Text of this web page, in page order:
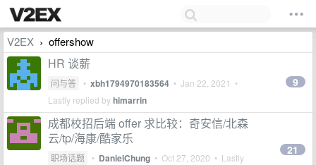
V2EX › offershow
HR 谈薪
问与答 • xbh1794970183564 • Jan 22, 2021 •
Lastly replied byhimarrin
9
成都校招后端 offer 求比较：奇安信/北森
云/tp/海康/酷家乐
职场话题 • DanielChung • Oct 27, 2020 • Lastly
21